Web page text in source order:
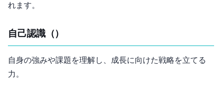
れます。
自己認識（Self-Awareness）
自身の強みや課題を理解し、成長に向けた戦略を立てる
力。